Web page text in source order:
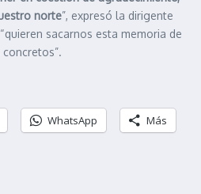
norte”, expresó la dirigente
sacarnos esta memoria de
WhatsApp Más